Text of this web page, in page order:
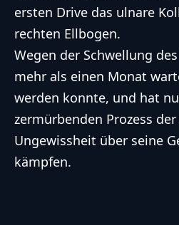
ersten Drive das ulnare
rechten Ellbogen.
Wegen der Schwellung
mehr als einen Monat
werden konnte, und hat
zermürbenden Prozess
Ungewissheit über seine
kämpfen.